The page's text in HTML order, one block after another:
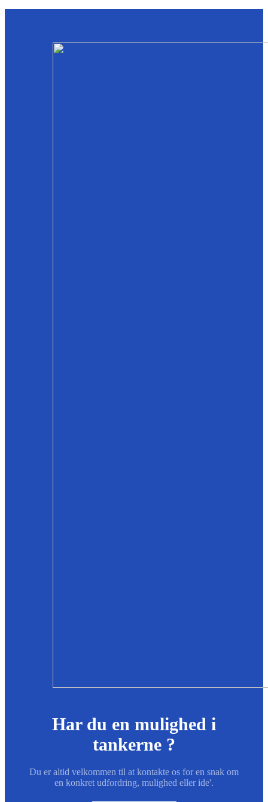
Har du en mulighed i
tankerne ?
Du er altid velkommen til at kontakte os for en snak om
en konkret udfordring, mulighed eller ide'.